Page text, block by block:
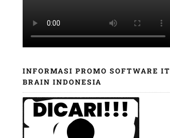
INFORMASI PROMO SOFTWARE IT
BRAIN INDONESIA